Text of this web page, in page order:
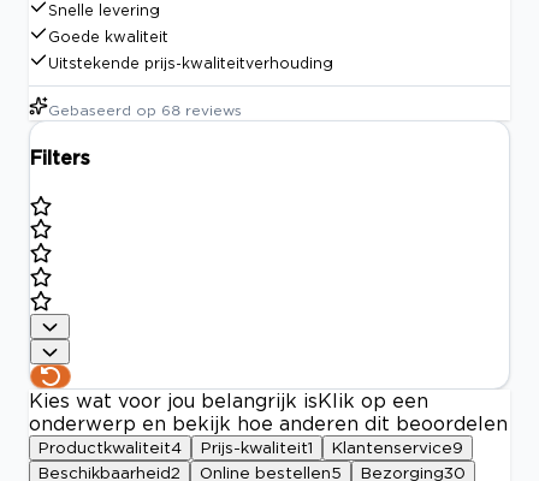
Snelle levering
Goede kwaliteit
Uitstekende prijs-kwaliteitverhouding
Gebaseerd op 68 reviews
Filters
Kies wat voor jou belangrijk is Klik op een
onderwerp en bekijk hoe anderen dit beoordelen
Productkwaliteit4 Prijs-kwaliteit1 Klantenservice9
Beschikbaarheid2 Online bestellen5 Bezorging30